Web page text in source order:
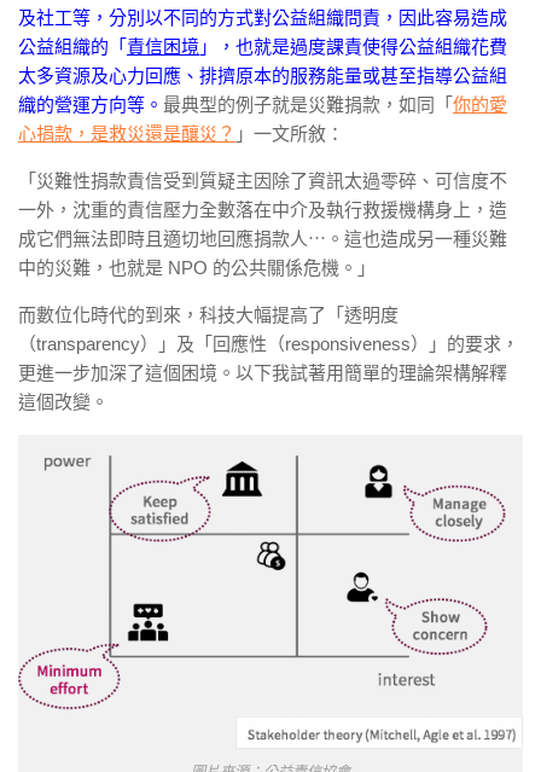
及社工等，分別以不同的方式對公益組織問責，因此容易造成
公益組織的「 責信困境 」，也就是過度課責使得公益組織花費
太多資源及心力回應、排擠原本的服務能量或甚至指導公益組
織的營運方向等。 最典型的例子就是災難捐款，如同「 你的愛
心捐款，是救災還是釀災？ 」一文所敘：
「災難性捐款責信受到質疑主因除了資訊太過零碎、可信度不
一外，沈重的責信壓力全數落在中介及執行救援機構身上，造
成它們無法即時且適切地回應捐款人⋯。這也造成另一種災難
中的災難，也就是 NPO 的公共關係危機。」
而數位化時代的到來，科技大幅提高了「透明度
（transparency）」及「回應性（responsiveness）」的要求，
更進一步加深了這個困境。以下我試著用簡單的理論架構解釋
這個改變。